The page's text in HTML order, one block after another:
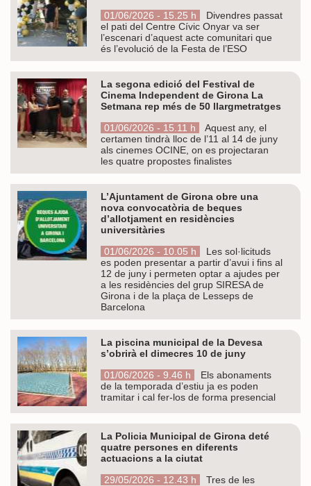
01/06/2026 - 15.25 h
Divendres passat
el pati del Centre Cívic Onyar va ser
l’escenari d’aquest acte comunitari que
és l’evolució de la Festa de l’ESO
La segona edició del Festival de
Cinema Independent de Girona La
Setmana rep més de 50 llargmetratges
01/06/2026 - 15.11 h
Aquest any, el
certamen tindrà lloc de l’11 al 14 de juny
als cinemes OCINE, on es projectaran
les quatre propostes finalistes
L’Ajuntament de Girona obre una
nova convocatòria de beques
d’allotjament en residències
universitàries
01/06/2026 - 10.05 h
Les sol·licituds
es poden presentar a partir d’avui i fins al
12 de juny i permeten optar a ajudes per
a les residències del grup SIRESA de
Girona i de la plaça de Lesseps de
Barcelona
La piscina municipal de la Devesa
s’obrirà el dimecres 10 de juny
01/06/2026 - 9.46 h
Els abonaments
de la temporada d’estiu ja es poden
tramitar i cal fer-los de forma presencial
La Policia Municipal de Girona deté
quatre persones en diferents
actuacions a la ciutat
29/05/2026 - 12.43 h
Tres de les